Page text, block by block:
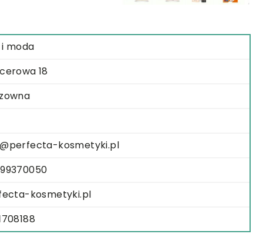
moda
18
kosmetyki.pl
kosmetyki.pl